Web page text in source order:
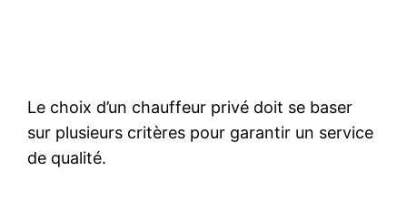
Le choix d’un chauffeur privé doit se baser
sur plusieurs critères pour garantir un service
de qualité.